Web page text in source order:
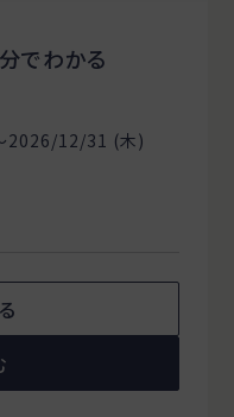
でわかる
2026/12/31 (木)